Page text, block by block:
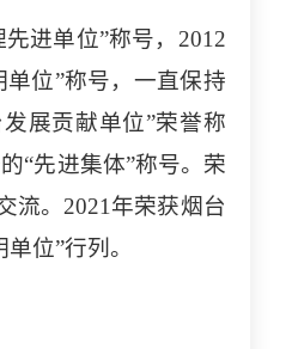
先进单位”称号，2012
位”称号，一直保持
展贡献单位”荣誉称
“先进集体”称号。荣
流。2021年荣获烟台
位”行列。